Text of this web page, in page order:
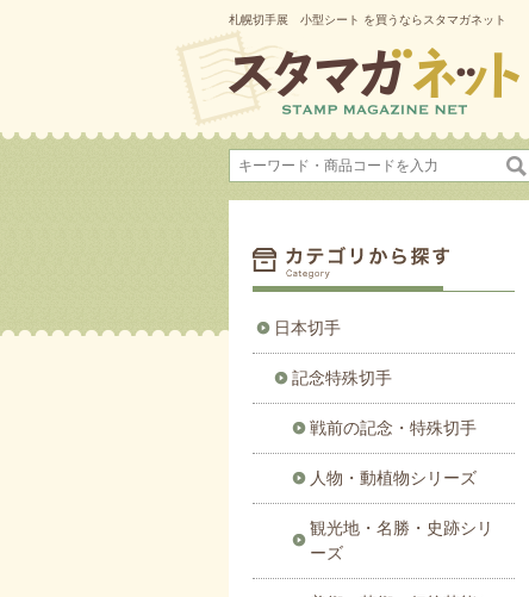
札幌切手展 小型シート を買うならスタマガネット
日本切手
記念特殊切手
戦前の記念・特殊切手
人物・動植物シリーズ
観光地・名勝・史跡シリ
ーズ